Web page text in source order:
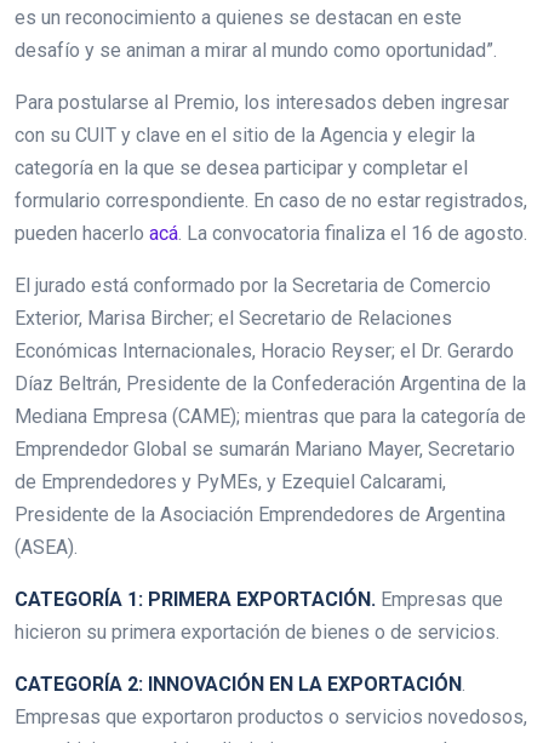
es un reconocimiento a quienes se destacan en este
desafío y se animan a mirar al mundo como oportunidad”.
Para postularse al Premio, los interesados deben ingresar
con su CUIT y clave en el sitio de la Agencia y elegir la
categoría en la que se desea participar y completar el
formulario correspondiente. En caso de no estar registrados,
pueden hacerlo acá. La convocatoria finaliza el 16 de agosto.
El jurado está conformado por la Secretaria de Comercio
Exterior, Marisa Bircher; el Secretario de Relaciones
Económicas Internacionales, Horacio Reyser; el Dr. Gerardo
Díaz Beltrán, Presidente de la Confederación Argentina de la
Mediana Empresa (CAME); mientras que para la categoría de
Emprendedor Global se sumarán Mariano Mayer, Secretario
de Emprendedores y PyMEs, y Ezequiel Calcarami,
Presidente de la Asociación Emprendedores de Argentina
(ASEA).
CATEGORÍA 1: PRIMERA EXPORTACIÓN. Empresas que
hicieron su primera exportación de bienes o de servicios.
CATEGORÍA 2: INNOVACIÓN EN LA EXPORTACIÓN.
Empresas que exportaron productos o servicios novedosos,